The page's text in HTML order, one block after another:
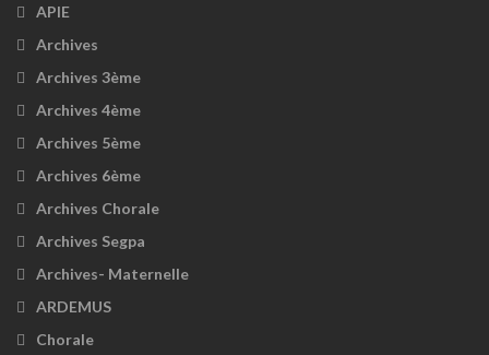
APIE
Archives
Archives 3ème
Archives 4ème
Archives 5ème
Archives 6ème
Archives Chorale
Archives Segpa
Archives- Maternelle
ARDEMUS
Chorale